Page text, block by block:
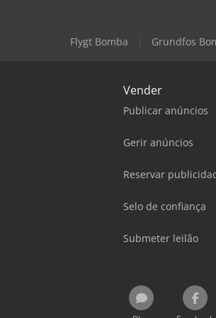
Flygt Bomba Grundfos
Vender
Publicar anúncios
Gerir anúncios
Reservar
Selo de confiança
Submeter leilão